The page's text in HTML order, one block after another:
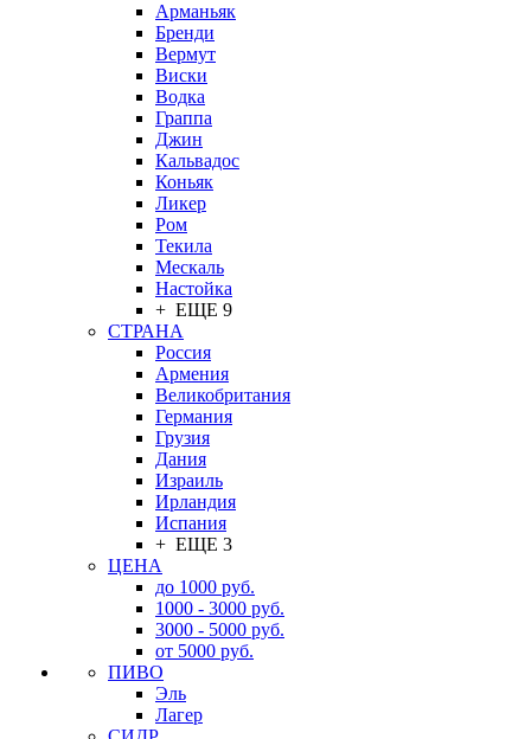
Арманьяк
Бренди
Вермут
Виски
Водка
Граппа
Джин
Кальвадос
Коньяк
Ликер
Ром
Текила
Мескаль
Настойка
+ ЕЩЕ 9
СТРАНА
Россия
Армения
Великобритания
Германия
Грузия
Дания
Израиль
Ирландия
Испания
+ ЕЩЕ 3
ЦЕНА
до 1000 руб.
1000 - 3000 руб.
3000 - 5000 руб.
от 5000 руб.
ПИВО
Эль
Лагер